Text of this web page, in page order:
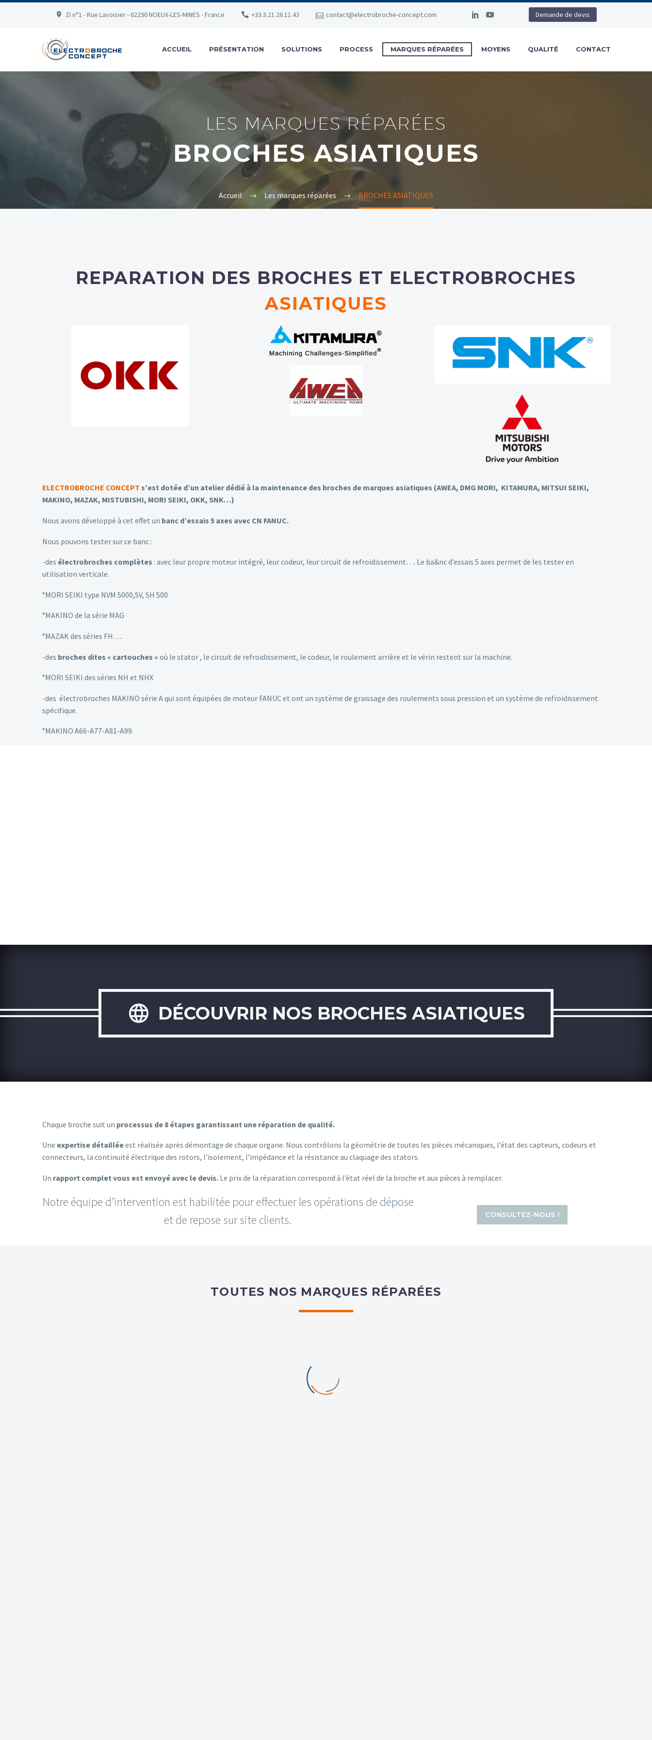
ZI n°1 - Rue Lavoisier - 62290 NOEUX-LES-MINES - France +33.3.21.26.11.43 contact@electrobroche-concept.com Demande de devis
ACCUEIL PRÉSENTATION SOLUTIONS PROCESS MARQUES RÉPARÉES MOYENS QUALITÉ CONTACT
LES MARQUES RÉPARÉES
BROCHES ASIATIQUES
Accueil Les marques réparées BROCHES ASIATIQUES
REPARATION DES BROCHES ET ELECTROBROCHES
ASIATIQUES
ELECTROBROCHE CONCEPT s’est dotée d’un atelier dédié à la maintenance des broches de marques asiatiques (AWEA, DMG MORI, KITAMURA, MITSUI SEIKI,
MAKINO, MAZAK, MISTUBISHI, MORI SEIKI, OKK, SNK…)
Nous avons développé à cet effet un banc d’essais 5 axes avec CN FANUC.
Nous pouvons tester sur ce banc :
-des électrobroches complètes : avec leur propre moteur intégré, leur codeur, leur circuit de refroidissement…. Le ba&nc d’essais 5 axes permet de les tester en
utilisation verticale.
°MORI SEIKI type NVM 5000,SV, SH 500
°MAKINO de la série MAG
°MAZAK des séries FH….
-des broches dites « cartouches » où le stator , le circuit de refroidissement, le codeur, le roulement arrière et le vérin restent sur la machine.
°MORI SEIKI des séries NH et NHX
-des électrobroches MAKINO série A qui sont équipées de moteur FANUC et ont un système de graissage des roulements sous pression et un système de refroidissement
spécifique.
°MAKINO A66-A77-A81-A99.
 DÉCOUVRIR NOS BROCHES ASIATIQUES
Chaque broche suit un processus de 8 étapes garantissant une réparation de qualité.
Une expertise détailléeest réalisée après démontage de chaque organe. Nous contrôlons la géométrie de toutes les pièces mécaniques, l’état des capteurs, codeurs et
connecteurs, la continuité électrique des rotors, l’isolement, l’impédance et la résistance au claquage des stators.
Un rapport complet vous est envoyé avec le devis. Le prix de la réparation correspond à l’état réel de la broche et aux pièces à remplacer.
Notre équipe d’intervention est habilitée pour effectuer les opérations de dépose
et de repose sur site clients.
CONSULTEZ-NOUS !
TOUTES NOS MARQUES RÉPARÉES